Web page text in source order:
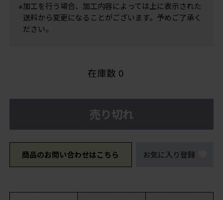
※加工を行う場合、加工内容によっては上に表示された
送料から変更になることがございます。予めご了承く
ださい。
在庫数 0
売り切れ
商品のお問い合わせはこちら お気に入り登録